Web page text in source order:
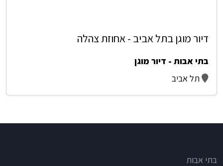
דיור מוגן בתל אביב - אחוזת צהלה
בתי אבות - דיור מוגן
תל אביב
Footer
בתי אבות